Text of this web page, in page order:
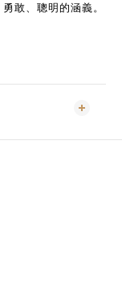
敢、聰明的涵義。